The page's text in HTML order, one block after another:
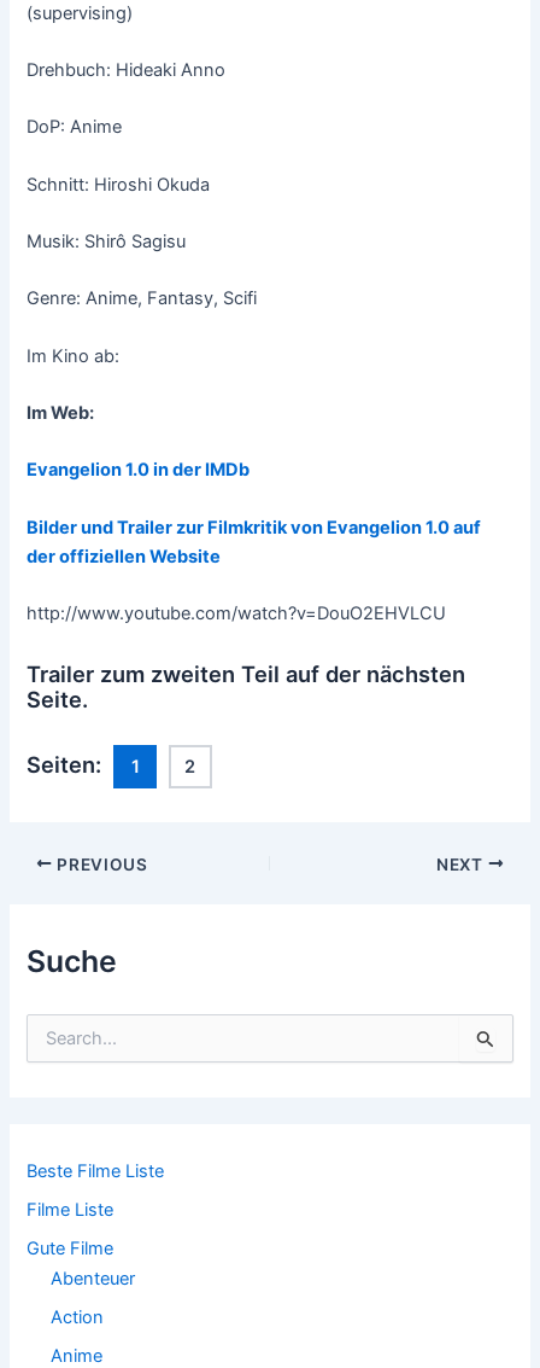
Suche
n
c
h
Beste Filme Liste
Filme Liste
Gute Filme
Abenteuer
Action
Anime
(supervising)
Drehbuch: Hideaki Anno
DoP: Anime
Schnitt: Hiroshi Okuda
Musik: Shirô Sagisu
Genre: Anime, Fantasy, Scifi
Im Kino ab:
Im Web:
Evangelion 1.0 in der IMDb
Bilder und Trailer zur Filmkritik von Evangelion 1.0 auf
der offiziellen Website
http://www.youtube.com/watch?v=DouO2EHVLCU
Trailer zum zweiten Teil auf der nächsten
Seite.
Seiten: 1 2
Post
PREVIOUS NEXT